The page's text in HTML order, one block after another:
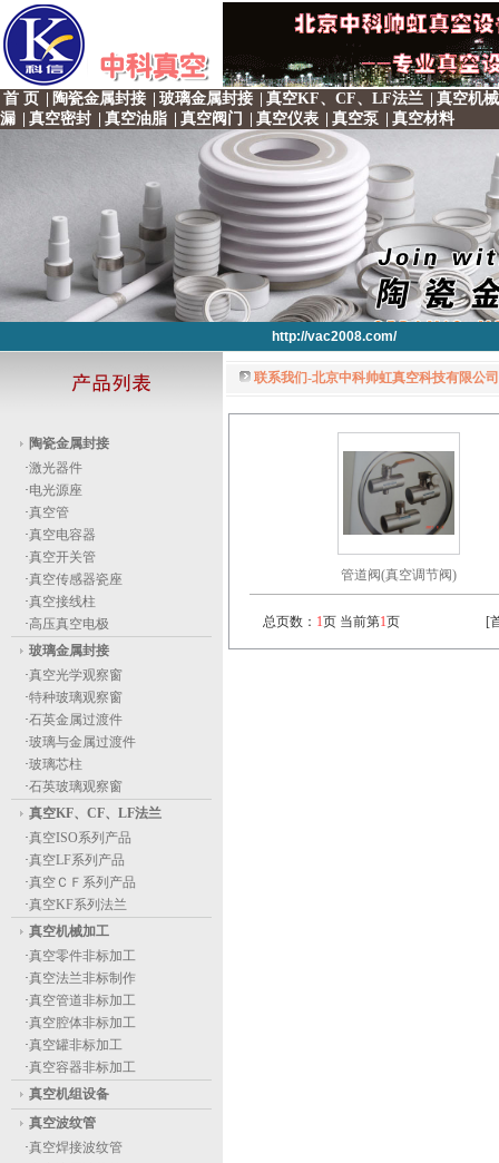
首 页 陶瓷金属封接 玻璃金属封接 真空KF、CF、LF法兰
真空机
漏
真空密封 真空油脂 真空阀门 真空仪表 真空泵 真空材料
http://vac2008.com/
http://vac2008.com/
http://vac2008.com/
http://vac2008.com/
陶瓷金属封接
·激光器件
·电光源座
·真空管
·真空电容器
·真空开关管
·真空传感器瓷座
·真空接线柱
·高压真空电极
玻璃金属封接
·真空光学观察窗
·特种玻璃观察窗
·石英金属过渡件
·玻璃与金属过渡件
·玻璃芯柱
·石英玻璃观察窗
真空KF、CF、LF法兰
·真空ISO系列产品
·真空LF系列产品
·真空ＣＦ系列产品
·真空KF系列法兰
真空机械加工
·真空零件非标加工
·真空法兰非标制作
·真空管道非标加工
·真空腔体非标加工
·真空罐非标加工
·真空容器非标加工
真空机组设备
真空波纹管
·真空焊接波纹管
联系我们-北京中科帅虹真空科技有限公
管道阀(真空调节阀)
总页数： 1页 当前第1页 [